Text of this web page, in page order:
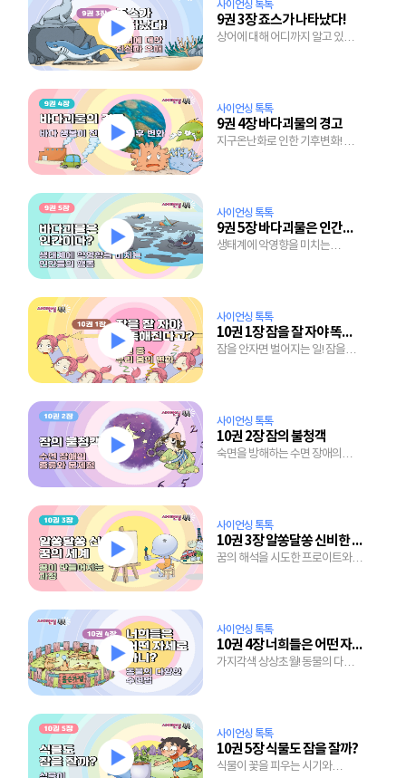
사이언싱 톡톡
9권 3장 죠스가 나타났다!
상어에 대해 어디까지 알고 있니?
사이언싱 톡톡
9권 4장 바다괴물의 경고
지구온난화로 인한 기후변화! 바다
사이언싱 톡톡
9권 5장 바다괴물은 인간이다?
생태계에 악영향을 미치는
사이언싱 톡톡
10권 1장 잠을 잘 자야 똑똑해진다고?
잠을 안자면 벌어지는 일! 잠을
사이언싱 톡톡
10권 2장 잠의 불청객
숙면을 방해하는 수면 장애의
사이언싱 톡톡
10권 3장 알쏭달쏭 신비한 꿈의 세계
꿈의 해석을 시도한 프로이트와
사이언싱 톡톡
10권 4장 너희들은 어떤 자세로 자니?
가지각색 상상초월! 동물의 다양한
사이언싱 톡톡
10권 5장 식물도 잠을 잘까?
식물이 꽃을 피우는 시기와